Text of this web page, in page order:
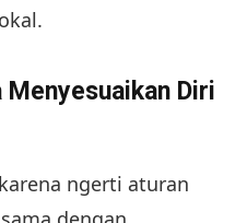
Diri
ngerti aturan